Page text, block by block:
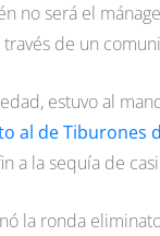
no será el
de un
estuvo al
al de Tiburones
a la sequía de
la ronda